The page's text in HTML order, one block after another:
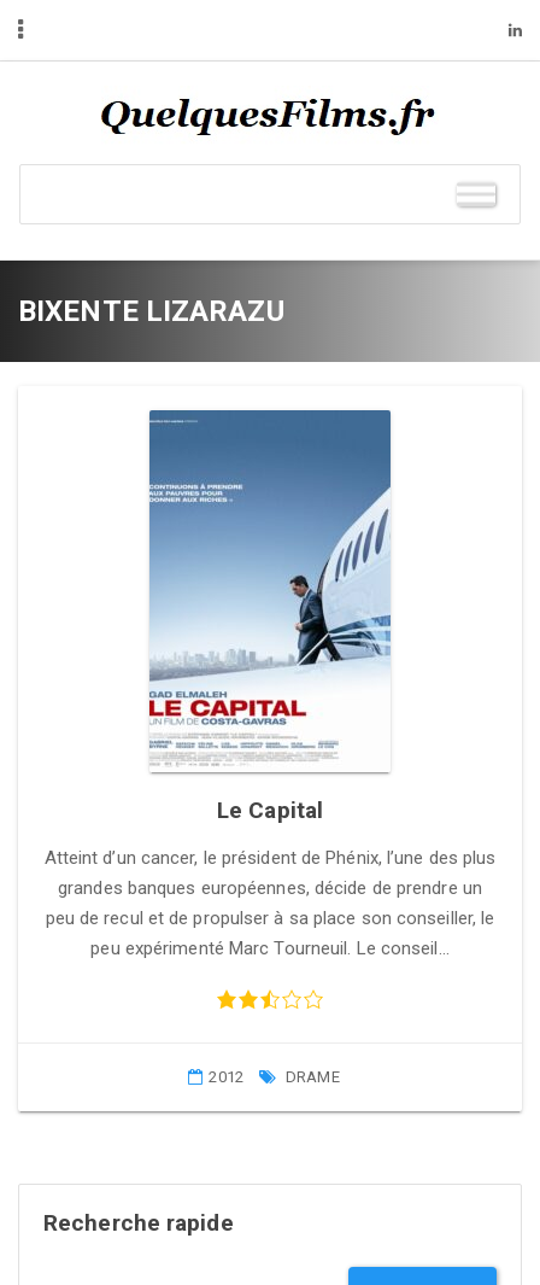
BIXENTE LIZARAZU
Le Capital
Atteint d’un cancer, le président de Phénix, l’une des plus
grandes banques européennes, décide de prendre un
peu de recul et de propulser à sa place son conseiller, le
peu expérimenté Marc Tourneuil. Le conseil…
2012 DRAME
Recherche rapide